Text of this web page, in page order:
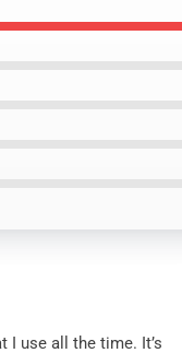
I use all the time. It’s